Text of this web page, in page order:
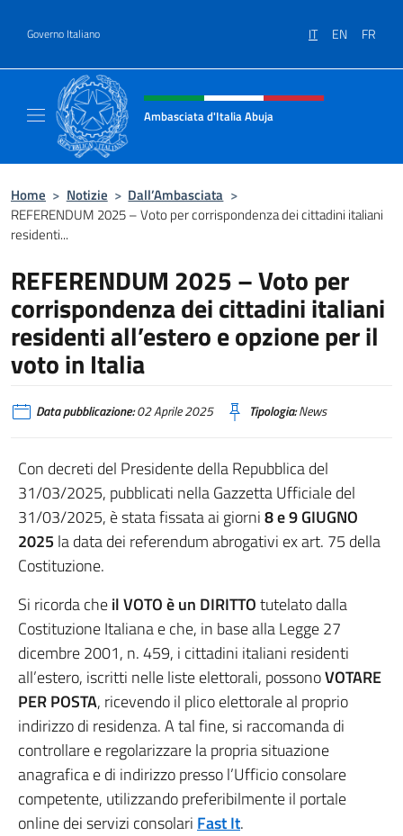
Governo Italiano IT EN FR
Intestazione sito, social e menù
Ambasciata d'Italia Abuja
Home > Notizie > Dall’Ambasciata >
REFERENDUM 2025 – Voto per corrispondenza dei cittadini italiani
residenti...
REFERENDUM 2025 – Voto per
corrispondenza dei cittadini italiani
residenti all’estero e opzione per il
voto in Italia
Data pubblicazione:02 Aprile 2025 Tipologia:News
Con decreti del Presidente della Repubblica del
31/03/2025, pubblicati nella Gazzetta Ufficiale del
31/03/2025, è stata fissata ai giorni8 e 9 GIUGNO
2025 la data dei referendum abrogativi ex art. 75 della
Costituzione.
Si ricorda cheil VOTO è un DIRITTOtutelato dalla
Costituzione Italiana e che, in base alla Legge 27
dicembre 2001, n. 459, i cittadini italiani residenti
all’estero, iscritti nelle liste elettorali, possonoVOTARE
PER POSTA, ricevendo il plico elettorale al proprio
indirizzo di residenza. A tal fine, si raccomanda di
controllare e regolarizzare la propria situazione
anagrafica e di indirizzo presso l’Ufficio consolare
competente, utilizzando preferibilmente il portale
online dei servizi consolari Fast It.